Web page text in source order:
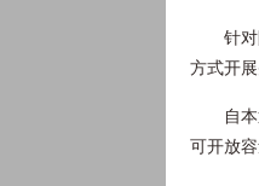
针
方式开
自
可开放